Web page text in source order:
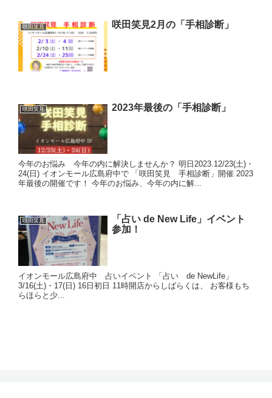
咲田笑見 咲田笑見2月の「手相診断」
咲田笑見 2023年最後の「手相診断」
今年のお悩み 今年の内に解決しませんか？ 明日2023.12/23(土)・
24(日) イオンモール広島府中で 「咲田笑見 手相診断」開催 2023
年最後の開催です！ 今年のお悩み、今年の内に解...
咲田笑見
「占い de New Life」イベント
参加！
イオンモール広島府中 占いイベント 「占い de NewLife」
3/16(土)・17(日) 16日初日 11時開店からしばらくは、 お客様もち
らほらと少...